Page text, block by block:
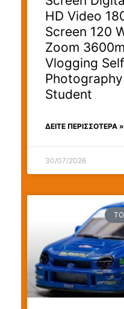
HD Video
Screen 120
Zoom
Vlogging
Student
ΔΕΊΤΕ ΠΕΡΙΣΣΟΤΕΡΑ »
30/07/2026